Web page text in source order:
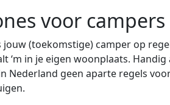
voor
jouw (toekomstige) camper op
‘m in je eigen woonplaats.
Nederland geen aparte regels